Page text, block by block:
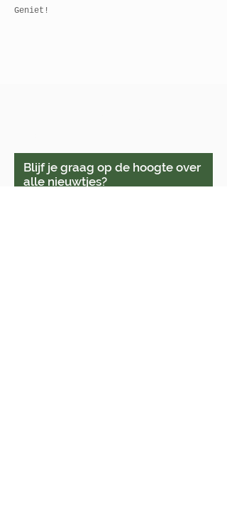
Geniet!
Blijf je graag op de hoogte over
alle nieuwtjes?